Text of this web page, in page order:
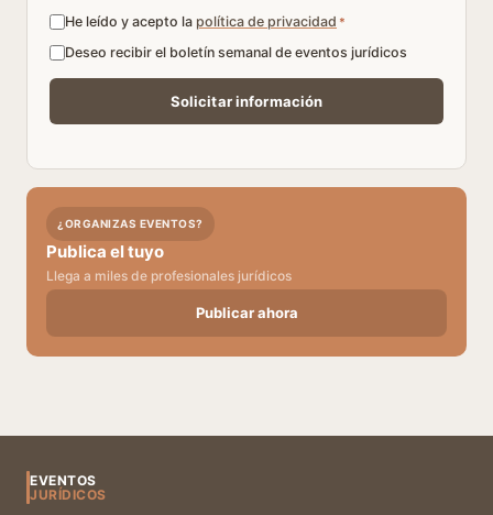
He leído y acepto la política de privacidad *
Deseo recibir el boletín semanal de eventos jurídicos
¿ORGANIZAS EVENTOS?
Publica el tuyo
Llega a miles de profesionales jurídicos
Publicar ahora
EVENTOS
JURÍDICOS